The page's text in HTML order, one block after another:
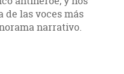
de las voces más
narrativo.